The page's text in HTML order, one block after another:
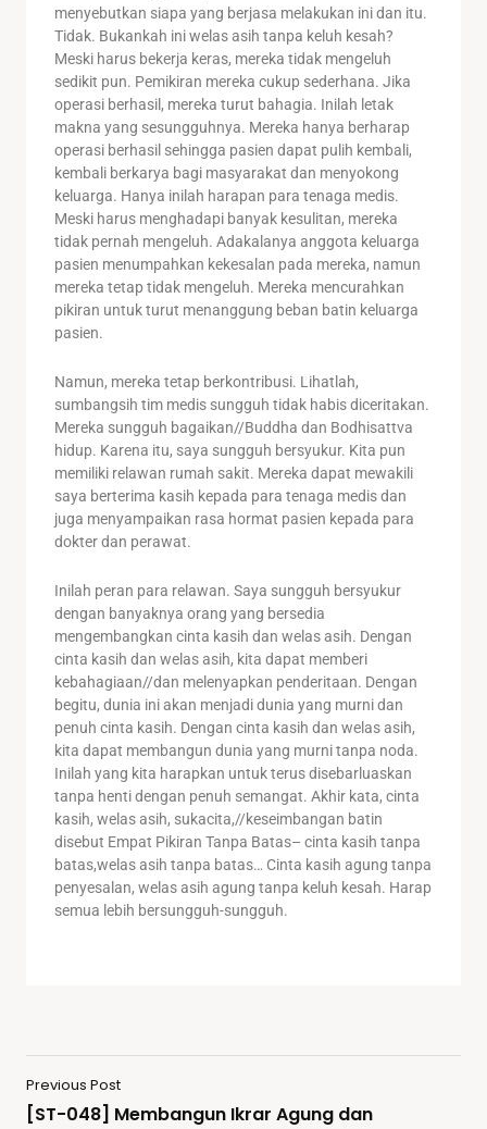
menyebutkan siapa yang berjasa melakukan ini dan itu.
Tidak. Bukankah ini welas asih tanpa keluh kesah?
Meski harus bekerja keras, mereka tidak mengeluh
sedikit pun. Pemikiran mereka cukup sederhana. Jika
operasi berhasil, mereka turut bahagia. Inilah letak
makna yang sesungguhnya. Mereka hanya berharap
operasi berhasil sehingga pasien dapat pulih kembali,
kembali berkarya bagi masyarakat dan menyokong
keluarga. Hanya inilah harapan para tenaga medis.
Meski harus menghadapi banyak kesulitan, mereka
tidak pernah mengeluh. Adakalanya anggota keluarga
pasien menumpahkan kekesalan pada mereka, namun
mereka tetap tidak mengeluh. Mereka mencurahkan
pikiran untuk turut menanggung beban batin keluarga
pasien.
Namun, mereka tetap berkontribusi. Lihatlah,
sumbangsih tim medis sungguh tidak habis diceritakan.
Mereka sungguh bagaikan//Buddha dan Bodhisattva
hidup. Karena itu, saya sungguh bersyukur. Kita pun
memiliki relawan rumah sakit. Mereka dapat mewakili
saya berterima kasih kepada para tenaga medis dan
juga menyampaikan rasa hormat pasien kepada para
dokter dan perawat.
Inilah peran para relawan. Saya sungguh bersyukur
dengan banyaknya orang yang bersedia
mengembangkan cinta kasih dan welas asih. Dengan
cinta kasih dan welas asih, kita dapat memberi
kebahagiaan//dan melenyapkan penderitaan. Dengan
begitu, dunia ini akan menjadi dunia yang murni dan
penuh cinta kasih. Dengan cinta kasih dan welas asih,
kita dapat membangun dunia yang murni tanpa noda.
Inilah yang kita harapkan untuk terus disebarluaskan
tanpa henti dengan penuh semangat. Akhir kata, cinta
kasih, welas asih, sukacita,//keseimbangan batin
disebut Empat Pikiran Tanpa Batas– cinta kasih tanpa
batas,welas asih tanpa batas… Cinta kasih agung tanpa
penyesalan, welas asih agung tanpa keluh kesah. Harap
semua lebih bersungguh-sungguh.
Previous Post
[ST-048] Membangun Ikrar Agung dan